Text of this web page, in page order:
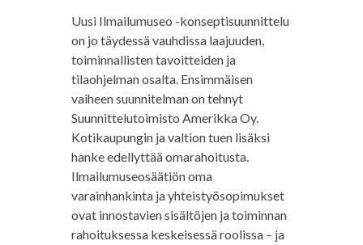
Uusi Ilmailumuseo -konseptisuunnittelu
on jo täydessä vauhdissa laajuuden,
toiminnallisten tavoitteiden ja
tilaohjelman osalta. Ensimmäisen
vaiheen suunnitelman on tehnyt
Suunnittelutoimisto Amerikka Oy.
Kotikaupungin ja valtion tuen lisäksi
hanke edellyttää omarahoitusta.
Ilmailumuseosäätiön oma
varainhankinta ja yhteistyösopimukset
ovat innostavien sisältöjen ja toiminnan
rahoituksessa keskeisessä roolissa – ja